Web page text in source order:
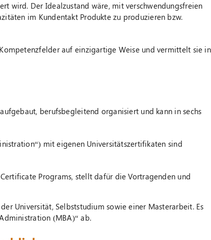
wird. Der Idealzustand wäre, mit verschwendungsfreien
im Kundentakt Produkte zu produzieren bzw.
auf einzigartige Weise und vermittelt sie in
berufsbegleitend organisiert und kann in sechs
mit eigenen Universitätszertifikaten sind
Programs, stellt dafür die Vortragenden und
Universität, Selbststudium sowie einer Masterarbeit. Es
(MBA)“ ab.